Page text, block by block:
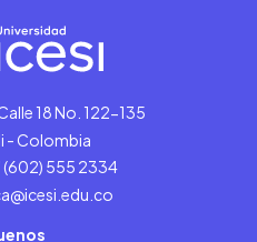
18 No. 122-135
- Colombia
555 2334